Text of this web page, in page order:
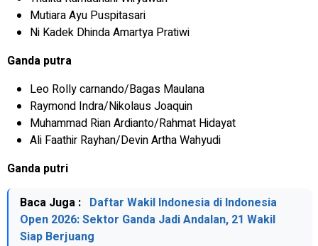
Mutiara Ayu Puspitasari
Ni Kadek Dhinda Amartya Pratiwi
Ganda putra
Leo Rolly carnando/Bagas Maulana
Raymond Indra/Nikolaus Joaquin
Muhammad Rian Ardianto/Rahmat Hidayat
Ali Faathir Rayhan/Devin Artha Wahyudi
Ganda putri
Baca Juga : Daftar Wakil Indonesia di Indonesia
Open 2026: Sektor Ganda Jadi Andalan, 21 Wakil
Siap Berjuang